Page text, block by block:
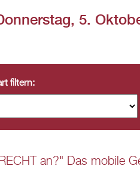
5.
filtern:
an?" Das mobile